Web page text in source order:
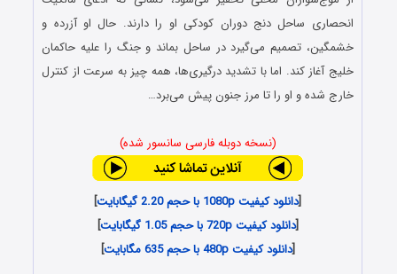
انحصاری ساحل دنج دوران کودکی او را دارند. حال او آزرده و
خشمگین، تصمیم می‌گیرد در ساحل بماند و جنگ را علیه حاکمان
خلیج آغاز کند. اما با تشدید درگیری‌ها، همه چیز به سرعت از کنترل
خارج شده و او را تا مرز جنون پیش می‌برد…
(نسخه دوبله فارسی سانسور شده)
[دانلود کیفیت 1080p با حجم 2.20 گیگابایت
]
[دانلود کیفیت 720p با حجم 1.05 گیگابایت
]
[دانلود کیفیت 480p با حجم 635 مگابایت ]